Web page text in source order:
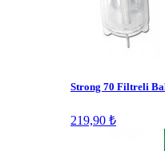
Strong 70 Filtreli
219,90 ₺